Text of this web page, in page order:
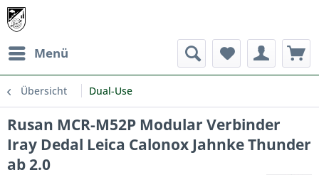
Menü
Übersicht Dual-Use
Rusan MCR-M52P Modular Verbinder
Iray Dedal Leica Calonox Jahnke Thunder
ab 2.0